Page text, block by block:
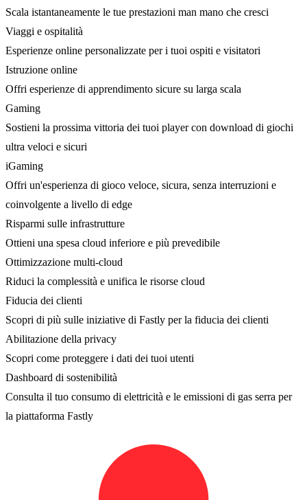
Scala istantaneamente le tue prestazioni man mano che cresci
Viaggi e ospitalità
Esperienze online personalizzate per i tuoi ospiti e visitatori
Istruzione online
Offri esperienze di apprendimento sicure su larga scala
Gaming
Sostieni la prossima vittoria dei tuoi player con download di giochi
ultra veloci e sicuri
iGaming
Offri un'esperienza di gioco veloce, sicura, senza interruzioni e
coinvolgente a livello di edge
Risparmi sulle infrastrutture
Ottieni una spesa cloud inferiore e più prevedibile
Ottimizzazione multi-cloud
Riduci la complessità e unifica le risorse cloud
Fiducia dei clienti
Scopri di più sulle iniziative di Fastly per la fiducia dei clienti
Abilitazione della privacy
Scopri come proteggere i dati dei tuoi utenti
Dashboard di sostenibilità
Consulta il tuo consumo di elettricità e le emissioni di gas serra per
la piattaforma Fastly